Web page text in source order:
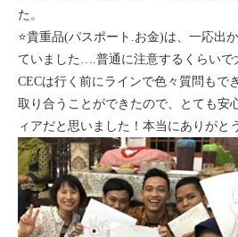
た。
⭐️貴重品(パスポート.お金)は、一応出
ていました….普通に注意するくらいで
CECは行く前にラインで色々質問もで
取り合うことができたので、とても安
ィアだと思いました！本当にありがと